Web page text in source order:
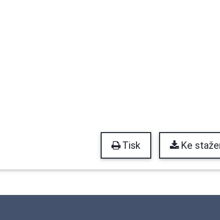
Tisk Ke